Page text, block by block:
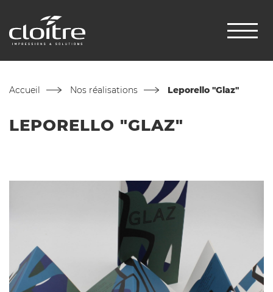
Accueil Nos réalisations Leporello "Glaz"
LEPORELLO "GLAZ"